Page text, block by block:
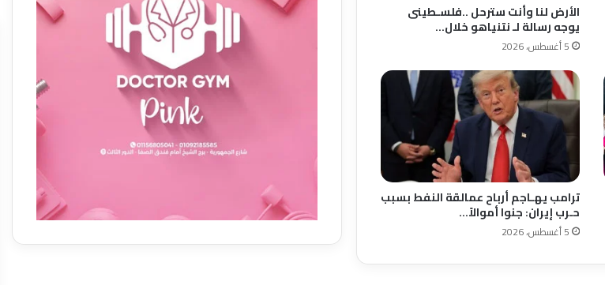
الأرض لنا وأنت سترحل ..فلسـطينى
يوجه رسالة لـ نتنياهو خلال…
5 أغسطس، 2026
ترامب يهـاجم أرباح عمالقة النفط بسبب
حـرب إيران: جنوا أموالاً…
5 أغسطس، 2026